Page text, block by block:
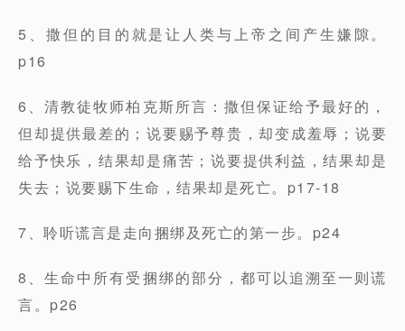
5、撒但的目的就是让人类与上帝之间产生嫌隙。
p16
6、清教徒牧师柏克斯所言：撒但保证给予最好的，
但却提供最差的；说要赐予尊贵，却变成羞辱；说要
给予快乐，结果却是痛苦；说要提供利益，结果却是
失去；说要赐下生命，结果却是死亡。p17-18
7、聆听谎言是走向捆绑及死亡的第一步。p24
8、生命中所有受捆绑的部分，都可以追溯至一则谎
言。p26